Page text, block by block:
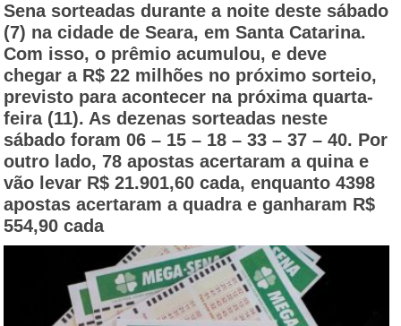
Sena sorteadas durante a noite deste sábado
(7) na cidade de Seara, em Santa Catarina.
Com isso, o prêmio acumulou, e deve
chegar a R$ 22 milhões no próximo sorteio,
previsto para acontecer na próxima quarta-
feira (11). As dezenas sorteadas neste
sábado foram 06 – 15 – 18 – 33 – 37 – 40. Por
outro lado, 78 apostas acertaram a quina e
vão levar R$ 21.901,60 cada, enquanto 4398
apostas acertaram a quadra e ganharam R$
554,90 cada